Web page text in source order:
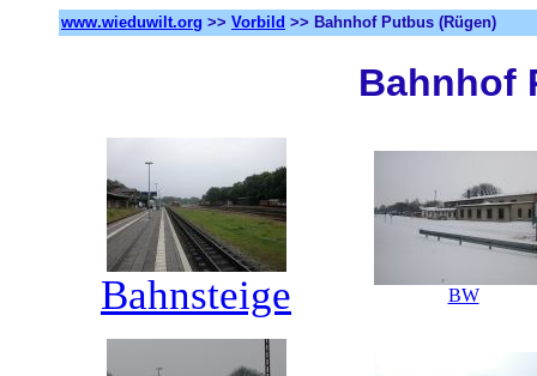
www.wieduwilt.org >> Vorbild >> Bahnhof Putbus (Rügen)
Bahnhof
Bahnsteige BW